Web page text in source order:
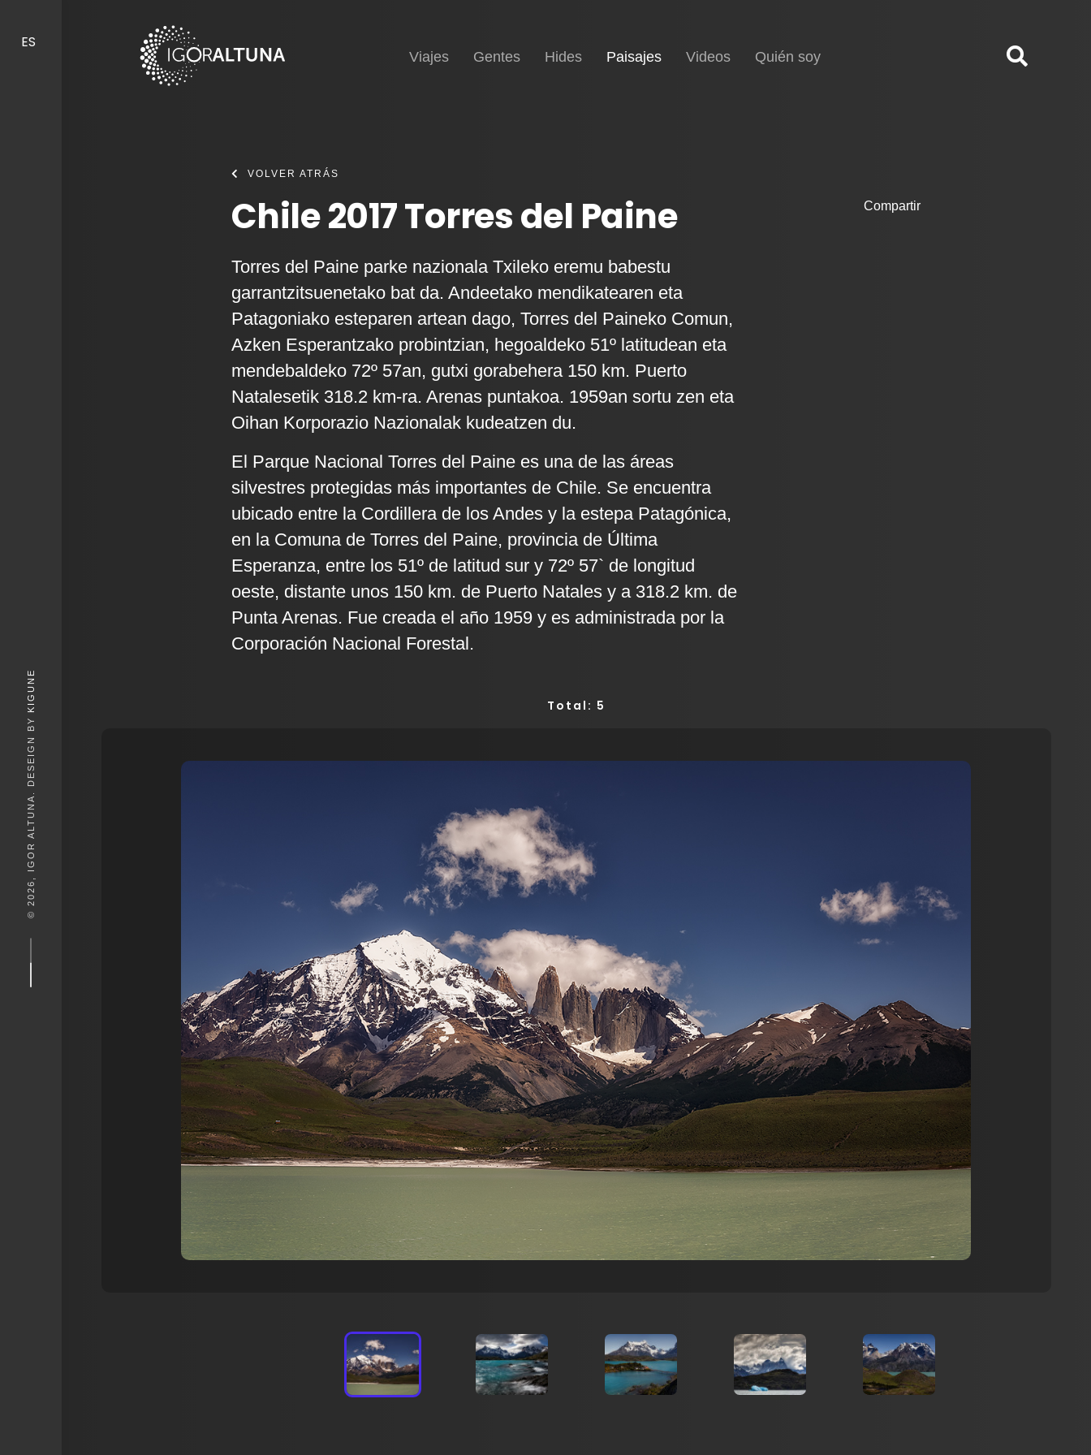
ES
© 2026, IGOR ALTUNA. DESEIGN BY
KIGUNE
Inicio
Viajes Gentes Hides Paisajes(current)
Videos Quién soy
VOLVER ATRÁS
Chile 2017 Torres del Paine
Torres del Paine parke nazionala Txileko eremu babestu
garrantzitsuenetako bat da. Andeetako mendikatearen eta
Patagoniako esteparen artean dago, Torres del Paineko Comun,
Azken Esperantzako probintzian, hegoaldeko 51º latitudean eta
mendebaldeko 72º 57an, gutxi gorabehera 150 km. Puerto
Natalesetik 318.2 km-ra. Arenas puntakoa. 1959an sortu zen eta
Oihan Korporazio Nazionalak kudeatzen du.
El Parque Nacional Torres del Paine es una de las áreas
silvestres protegidas más importantes de Chile. Se encuentra
ubicado entre la Cordillera de los Andes y la estepa Patagónica,
en la Comuna de Torres del Paine, provincia de Última
Esperanza, entre los 51º de latitud sur y 72º 57` de longitud
oeste, distante unos 150 km. de Puerto Natales y a 318.2 km. de
Punta Arenas. Fue creada el año 1959 y es administrada por la
Corporación Nacional Forestal.
Compartir
Total: 5